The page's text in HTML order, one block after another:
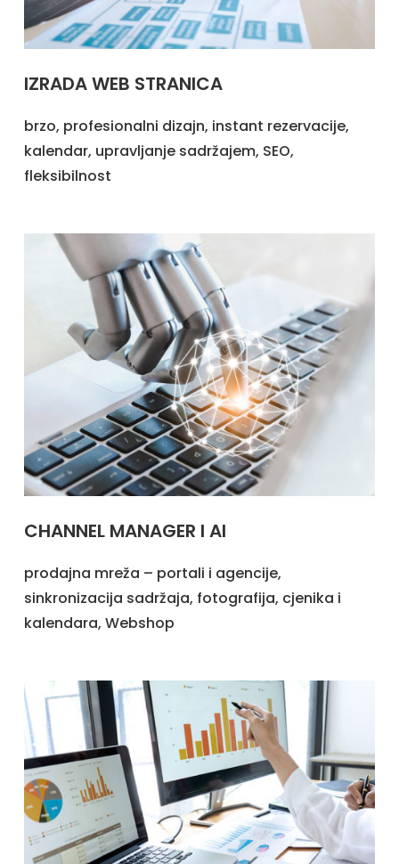
IZRADA WEB STRANICA
brzo, profesionalni dizajn, instant rezervacije,
kalendar, upravljanje sadržajem, SEO,
fleksibilnost
CHANNEL MANAGER I AI
prodajna mreža – portali i agencije,
sinkronizacija sadržaja, fotografija, cjenika i
kalendara, Webshop